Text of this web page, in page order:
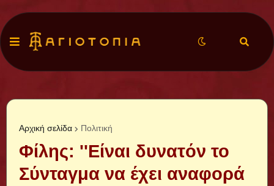
Αρχική σελίδα Πολιτική
Φίλης: ''Είναι δυνατόν το
Σύνταγμα να έχει αναφορά